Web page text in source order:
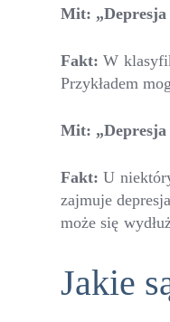
Mit: „Depresja
Fakt:W
Przykładem
Mit: „Depresja
Fakt: U
zajmuje
może się
Jakie